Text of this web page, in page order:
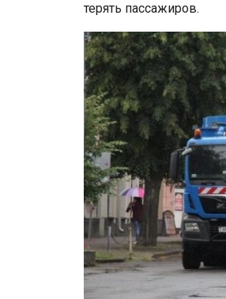
терять пассажиров.